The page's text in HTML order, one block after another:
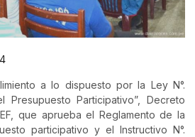
a lo dispuesto por la Ley N°.
Presupuesto Participativo”, Decreto
que aprueba el Reglamento de la
participativo y el Instructivo N°.